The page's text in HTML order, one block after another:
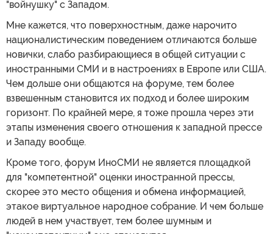
"войнушку" с Западом.
Мне кажется, что поверхностным, даже нарочито
националистическим поведением отличаются больше
новички, слабо разбирающиеся в общей ситуации с
иностранными СМИ и в настроениях в Европе или США.
Чем дольше они общаются на форуме, тем более
взвешенным становится их подход и более широким
горизонт. По крайней мере, я тоже прошла через эти
этапы изменения своего отношения к западной прессе
и Западу вообще.
Кроме того, форум ИноСМИ не является площадкой
для "компетентной" оценки иностранной прессы,
скорее это место общения и обмена информацией,
этакое виртуальное народное собрание. И чем больше
людей в нем участвует, тем более шумным и